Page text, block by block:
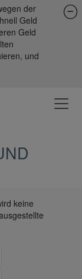
der
Geld
Geld
und
keine